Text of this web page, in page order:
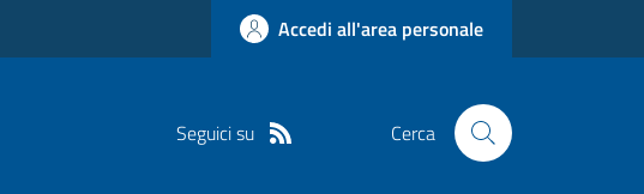
Accedi all'area personale
Seguici su Cerca